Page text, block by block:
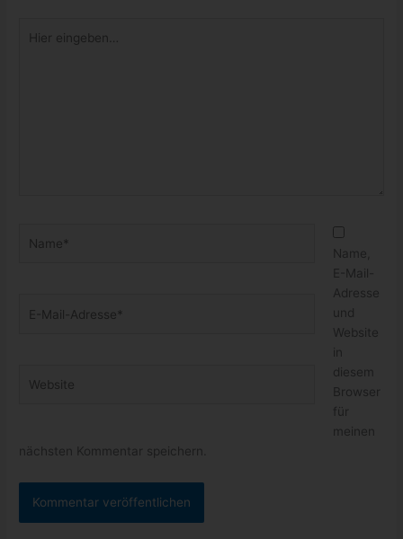
eingeben…
Mail-
Name,
E-Mail-
Adresse
und
Website
in
diesem
Browser
für
meinen
nächsten Kommentar speichern.